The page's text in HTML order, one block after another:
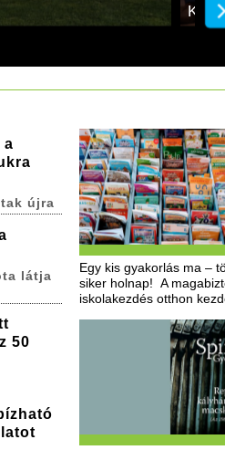
Egy kis gyakorlás ma –
siker holnap! A
iskolakezdés otthon
a
újra
látja
50